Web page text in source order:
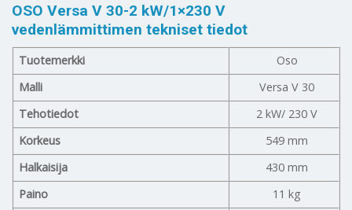
OSO Versa V 30-2 kW/1×230 V
vedenlämmittimen tekniset tiedot
Tuotemerkki
Oso
Malli
Versa V 30
Tehotiedot
2 kW/ 230 V
Korkeus
549 mm
Halkaisija
430 mm
Paino
11 kg